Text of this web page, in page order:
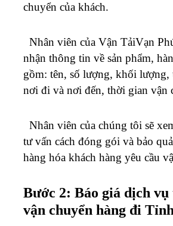
chuyển của khách.
Nhân viên của Vận TảiVạn
nhận thông tin về sản phẩm,
gồm: tên, số lượng, khối lượng,
nơi đi và nơi đến, thời gian vận
Nhân viên của chúng tôi sẽ
tư vấn cách đóng gói và bảo
hàng hóa khách hàng yêu cầu
Bước 2: Báo giá dịch vụ
vận chuyển hàng đi